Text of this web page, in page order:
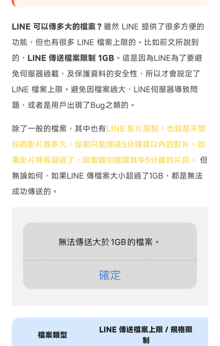
LINE 可以傳多大的檔案？ 雖然 LINE 提供了很多方便的
功能，但也有很多 LINE 檔案上限的。比如前文所說到
的， LINE 傳送檔案限制 1GB 。這是因為LINE為了要避
免伺服器過載，及保護資料的安全性，所以才會設定了
LINE 檔案上限。避免因檔案過大，LINE伺服器導致問
題，或者是用戶出現了Bug之類的。
除了一般的檔案，其中也有LINE 影片限制。也就是不管
你的影片都多久，你都只能傳送5分鐘或以內的影片。如
果影片時長超過了，就會讓你選擇其中5分鐘的片段。 但
無論如何，如果LINE 傳檔案大小超過了1GB，都是無法
成功傳送的。
檔案類型
LINE 傳送檔案上限 / 規格限
制